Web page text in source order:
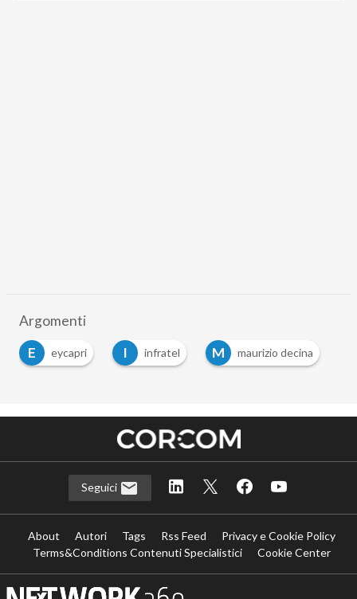
Argomenti
E
eycapri I infratel M maurizio decina
Seguici
About Autori Tags Rss Feed
Privacy e Cookie Policy
Terms&Conditions Contenuti Specialistici
Cookie Center